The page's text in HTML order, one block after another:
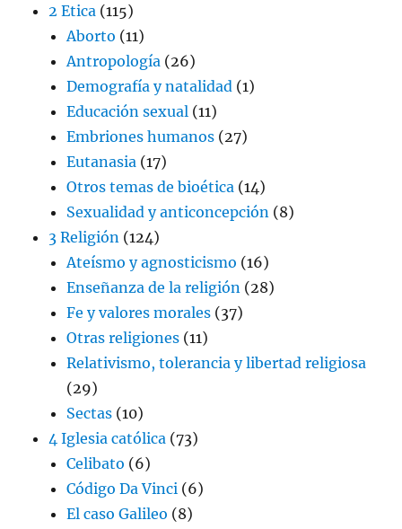
2 Etica (115)
Aborto (11)
Antropología (26)
Demografía y natalidad (1)
Educación sexual (11)
Embriones humanos (27)
Eutanasia (17)
Otros temas de bioética (14)
Sexualidad y anticoncepción (8)
3 Religión (124)
Ateísmo y agnosticismo (16)
Enseñanza de la religión (28)
Fe y valores morales (37)
Otras religiones (11)
Relativismo, tolerancia y libertad religiosa
(29)
Sectas (10)
4 Iglesia católica (73)
Celibato (6)
Código Da Vinci (6)
El caso Galileo (8)